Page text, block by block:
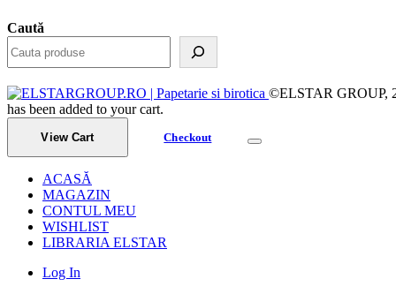
Caută
©ELSTAR GROUP,
has been added to your cart.
View Cart Checkout
ACASĂ
MAGAZIN
CONTUL MEU
WISHLIST
LIBRARIA ELSTAR
Log In